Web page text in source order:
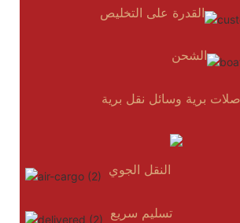
القدرة على التخليص
الشحن
برية وسائل نقل برية
النقل الجوي
تسليم سريع